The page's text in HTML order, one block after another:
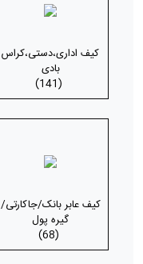
کیف اداری،دستی،کراس
بادی
(141)
کیف عابر بانک/جاکارتی/
گیره پول
(68)